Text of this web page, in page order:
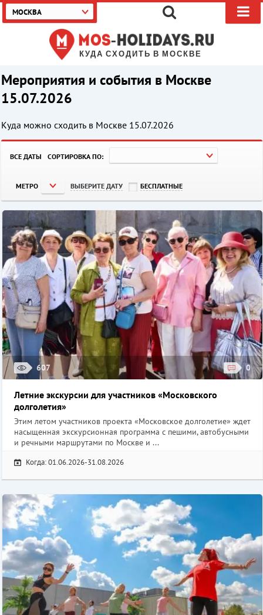
КУДА СХОДИТЬ В МОСКВЕ
МОСКВА
Мероприятия и события в Москве
15.07.2026
Куда можно сходить в Москве 15.07.2026
ВСЕ ДАТЫ СОРТИРОВКА ПО:
МЕТРО ВЫБЕРИТЕ ДАТУ БЕСПЛАТНЫЕ
607 0
Летние экскурсии для участников «Московского
долголетия»
Этим летом участников проекта «Московское долголетие» ждет
насыщенная экскурсионная программа с пешими, автобусными
и речными маршрутами по Москве и ...
Когда: 01.06.2026-31.08.2026